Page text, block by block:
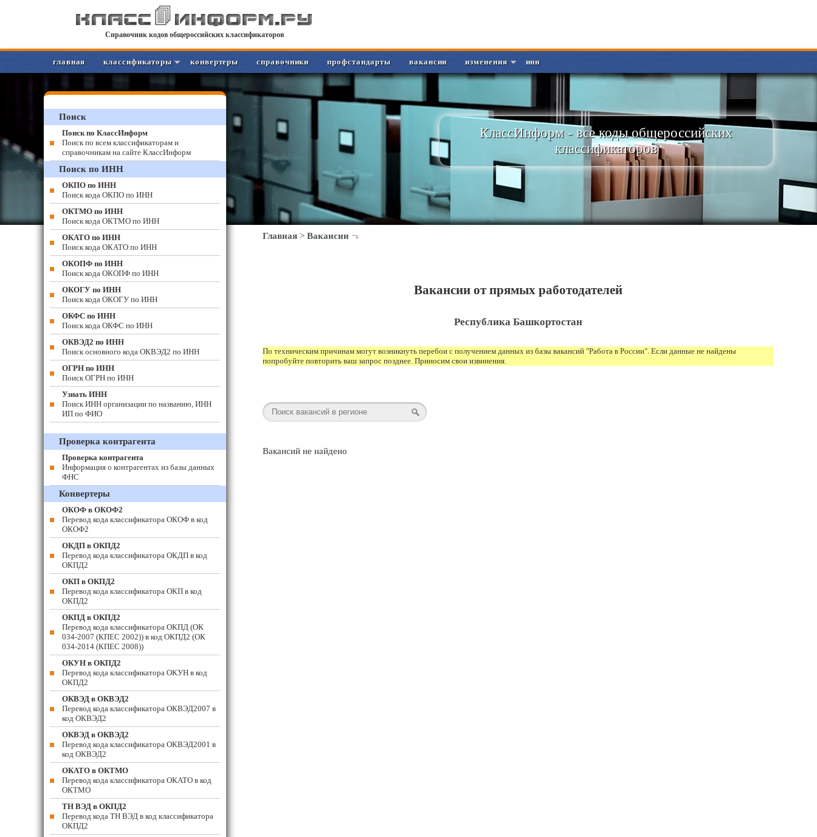
Справочник кодов общероссийских классификаторов
главная классификаторы конвертеры справочники профстандарты вакансии изменения инн
КлассИнформ - все коды общероссийских
классификаторов
Главная > Вакансии
Вакансии от прямых работодателей
Республика Башкортостан
По техническим причинам могут возникнуть перебои с получением данных из базы вакансий "Работа в России". Если данные не найдены
попробуйте повторить ваш запрос позднее. Приносим свои извинения.
Вакансий не найдено
Поиск
Поиск по КлассИнформ
Поиск по всем классификаторам и
справочникам на сайте КлассИнформ
Поиск по ИНН
ОКПО по ИНН
Поиск кода ОКПО по ИНН
ОКТМО по ИНН
Поиск кода ОКТМО по ИНН
ОКАТО по ИНН
Поиск кода ОКАТО по ИНН
ОКОПФ по ИНН
Поиск кода ОКОПФ по ИНН
ОКОГУ по ИНН
Поиск кода ОКОГУ по ИНН
ОКФС по ИНН
Поиск кода ОКФС по ИНН
ОКВЭД2 по ИНН
Поиск основного кода ОКВЭД2 по ИНН
ОГРН по ИНН
Поиск ОГРН по ИНН
Узнать ИНН
Поиск ИНН организации по названию, ИНН
ИП по ФИО
Проверка контрагента
Проверка контрагента
Информация о контрагентах из базы данных
ФНС
Конвертеры
ОКОФ в ОКОФ2
Перевод кода классификатора ОКОФ в код
ОКОФ2
ОКДП в ОКПД2
Перевод кода классификатора ОКДП в код
ОКПД2
ОКП в ОКПД2
Перевод кода классификатора ОКП в код
ОКПД2
ОКПД в ОКПД2
Перевод кода классификатора ОКПД (ОК
034-2007 (КПЕС 2002)) в код ОКПД2 (ОК
034-2014 (КПЕС 2008))
ОКУН в ОКПД2
Перевод кода классификатора ОКУН в код
ОКПД2
ОКВЭД в ОКВЭД2
Перевод кода классификатора ОКВЭД2007 в
код ОКВЭД2
ОКВЭД в ОКВЭД2
Перевод кода классификатора ОКВЭД2001 в
код ОКВЭД2
ОКАТО в ОКТМО
Перевод кода классификатора ОКАТО в код
ОКТМО
ТН ВЭД в ОКПД2
Перевод кода ТН ВЭД в код классификатора
ОКПД2